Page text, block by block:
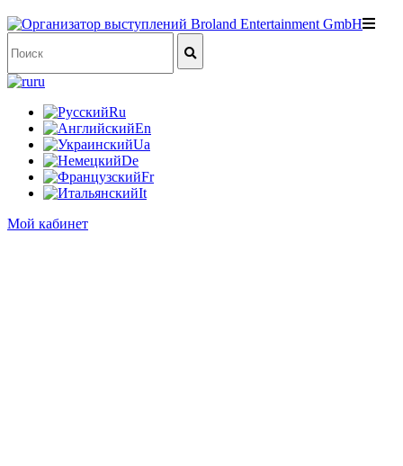
ru
Ru
En
Ua
De
Fr
It
Мой кабинет